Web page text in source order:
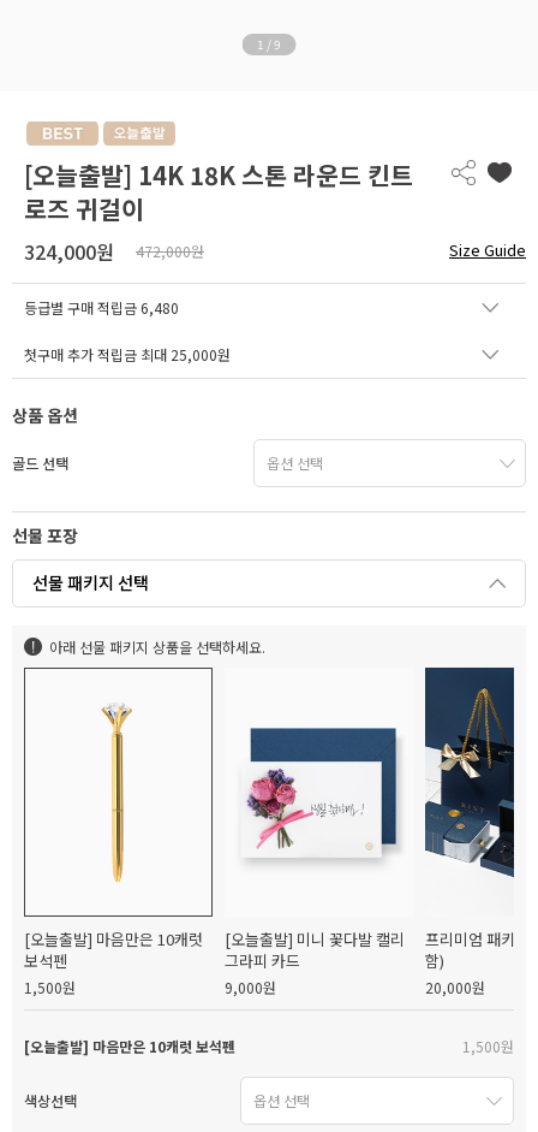
1 /9
[오늘출발] 14K 18K 스톤 라운드 킨트
로즈 귀걸이
324,000원 472,000원 Size Guide
등급별 구매 적립금6,480
첫구매 추가 적립금 최대 25,000원
상품 옵션
골드 선택
선물 포장
선물 패키지 선택
아래 선물 패키지 상품을 선택하세요.
[오늘출발] 마음만은 10캐럿
보석펜
1,500원
[오늘출발] 미니 꽃다발 캘리
그라피 카드
9,000원
프리미엄 패키지
함)
20,000원
[오늘출발] 마음만은 10캐럿 보석펜 1,500원
색상선택